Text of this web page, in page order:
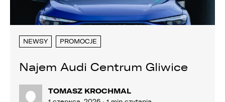
NEWSY PROMOCJE
Najem Audi Centrum Gliwice
TOMASZ KROCHMAL